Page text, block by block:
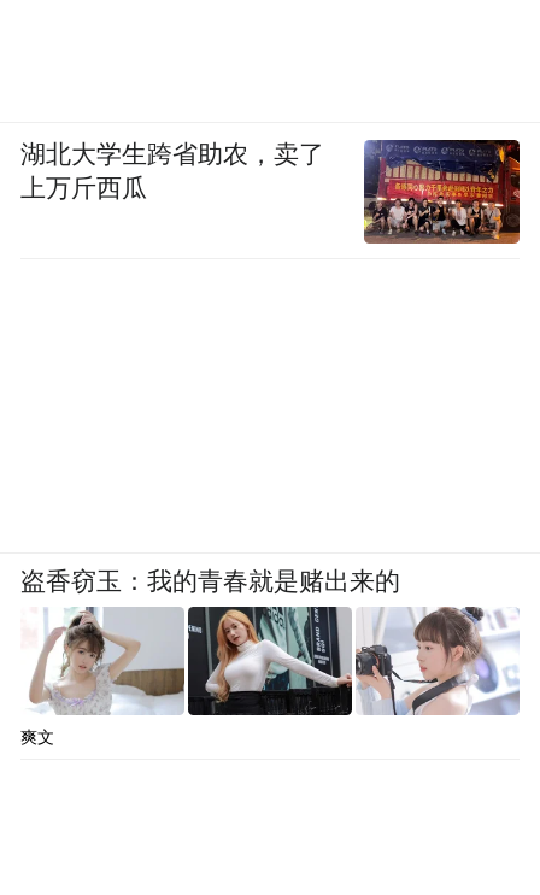
湖北大学生跨省助农，卖了
上万斤西瓜
盗香窃玉：我的青春就是赌出来的
爽文